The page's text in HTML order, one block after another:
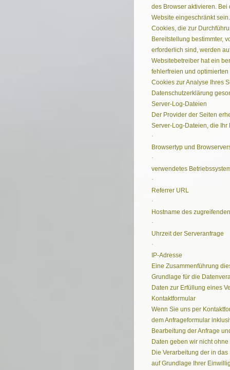
des Browser aktivieren.
Website eingeschränkt sein.
Cookies, die zur
Bereitstellung bestimmter,
erforderlich sind, werden
Websitebetreiber hat ein
fehlerfreien und
Cookies zur Analyse Ihres
Datenschutzerklärung
Server-Log-Dateien
Der Provider der Seiten
Server-Log-Dateien, die Ihr
·
Browsertyp und
​·
verwendetes
·
Referrer URL
·
Hostname des
·
Uhrzeit der Serveranfrage
·
IP-Adresse
Eine Zusammenführung
Grundlage für die
Daten zur Erfüllung eines
Kontaktformular
Wenn Sie uns per
dem Anfrageformular
Bearbeitung der Anfrage
Daten geben wir nicht
Die Verarbeitung der in
auf Grundlage Ihrer